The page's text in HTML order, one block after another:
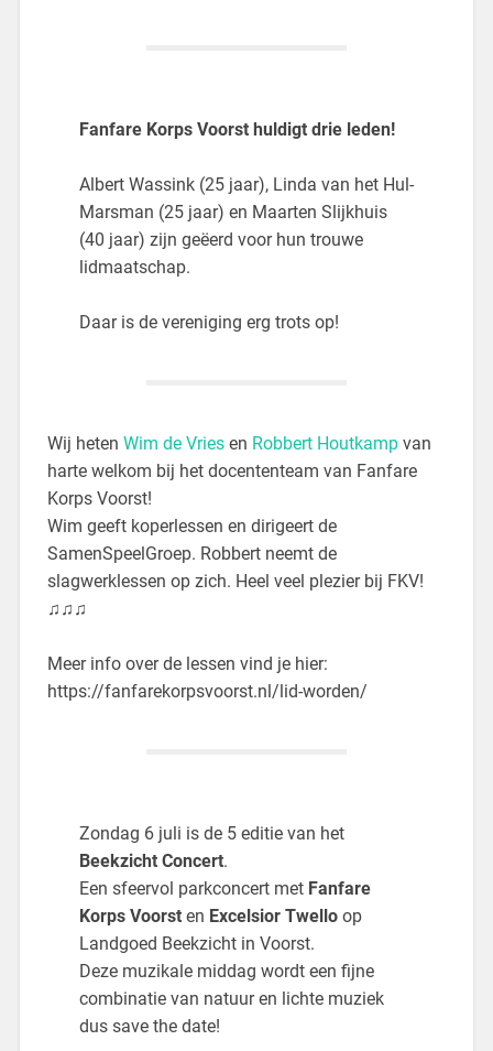
Fanfare Korps Voorst huldigt drie leden!
Albert Wassink (25 jaar), Linda van het Hul-
Marsman (25 jaar) en Maarten Slijkhuis
(40 jaar) zijn geëerd voor hun trouwe
lidmaatschap.
Daar is de vereniging erg trots op!
Wij heten Wim de Vriesen Robbert Houtkampvan
harte welkom bij het docententeam van Fanfare
Korps Voorst!
Wim geeft koperlessen en dirigeert de
SamenSpeelGroep. Robbert neemt de
slagwerklessen op zich. Heel veel plezier bij FKV!
♫♫♫
Meer info over de lessen vind je hier:
https://fanfarekorpsvoorst.nl/lid-worden/
Zondag 6 juli is de 5 editie van het
Beekzicht Concert.
Een sfeervol parkconcert met Fanfare
Korps Voorst en Excelsior Twello op
Landgoed Beekzicht in Voorst.
Deze muzikale middag wordt een fijne
combinatie van natuur en lichte muziek
dus save the date!